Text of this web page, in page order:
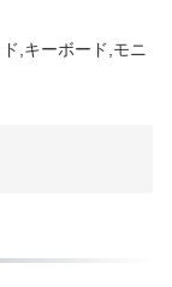
,キーボード,モニ